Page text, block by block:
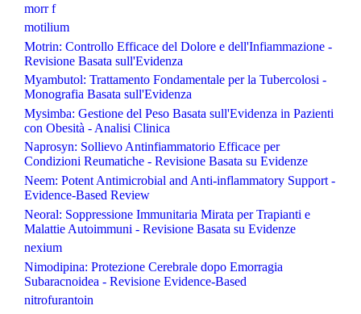
morr f
motilium
Motrin: Controllo Efficace del Dolore e dell'Infiammazione -
Revisione Basata sull'Evidenza
Myambutol: Trattamento Fondamentale per la Tubercolosi -
Monografia Basata sull'Evidenza
Mysimba: Gestione del Peso Basata sull'Evidenza in Pazienti
con Obesità - Analisi Clinica
Naprosyn: Sollievo Antinfiammatorio Efficace per
Condizioni Reumatiche - Revisione Basata su Evidenze
Neem: Potent Antimicrobial and Anti-inflammatory Support -
Evidence-Based Review
Neoral: Soppressione Immunitaria Mirata per Trapianti e
Malattie Autoimmuni - Revisione Basata su Evidenze
nexium
Nimodipina: Protezione Cerebrale dopo Emorragia
Subaracnoidea - Revisione Evidence-Based
nitrofurantoin